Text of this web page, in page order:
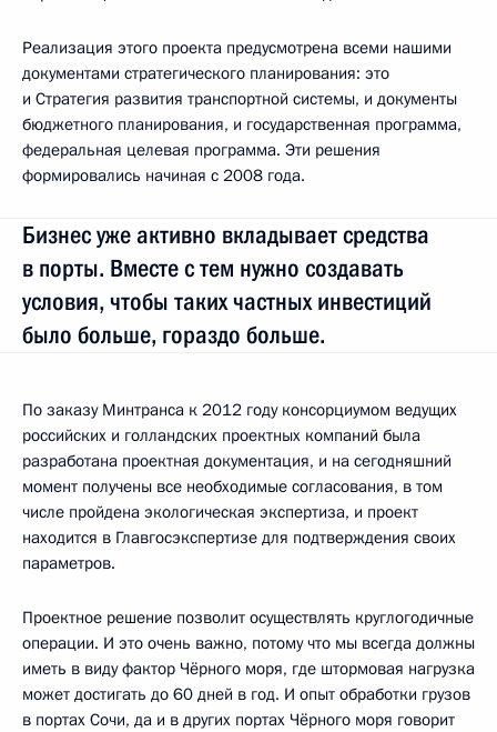
Реализация этого проекта предусмотрена всеми нашими
документами стратегического планирования: это
и Стратегия развития транспортной системы, и документы
бюджетного планирования, и государственная программа,
федеральная целевая программа. Эти решения
формировались начиная с 2008 года.
Бизнес уже активно вкладывает средства
в порты. Вместе с тем нужно создавать
условия, чтобы таких частных инвестиций
было больше, гораздо больше.
По заказу Минтранса к 2012 году консорциумом ведущих
российских и голландских проектных компаний была
разработана проектная документация, и на сегодняшний
момент получены все необходимые согласования, в том
числе пройдена экологическая экспертиза, и проект
находится в Главгосэкспертизе для подтверждения своих
параметров.
Проектное решение позволит осуществлять круглогодичные
операции. И это очень важно, потому что мы всегда должны
иметь в виду фактор Чёрного моря, где штормовая нагрузка
может достигать до 60 дней в год. И опыт обработки грузов
в портах Сочи, да и в других портах Чёрного моря говорит